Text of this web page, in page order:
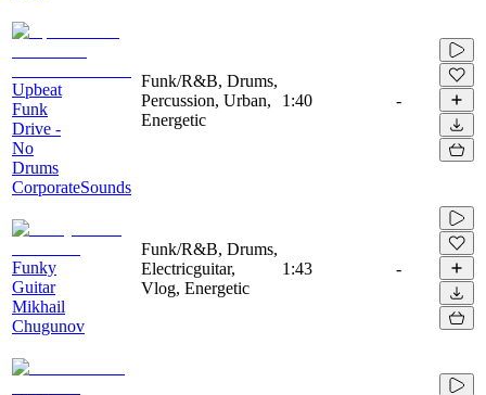
Upbeat
Funk
Drive -
No
Drums
CorporateSounds
Funk/R&B, Drums,
Percussion, Urban,
Energetic
1:40 -
Funky
Guitar
Mikhail
Chugunov
Funk/R&B, Drums,
Electricguitar,
Vlog, Energetic
1:43 -